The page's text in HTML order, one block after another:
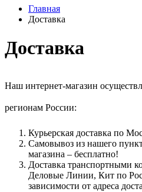
Главная
Доставка
Доставка
Наш интернет-магазин
регионам России:
Курьерская доставка по
Самовывоз из нашего
магазина – бесплатно!
Доставка
Деловые Линии, Кит по
зависимости от адреса